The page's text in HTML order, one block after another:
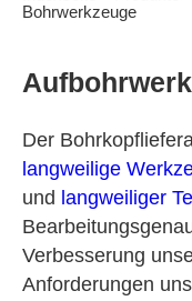
Bohrwerkzeuge
Der
langweilige
und langweiliger
Verbesserung
Anforderungen